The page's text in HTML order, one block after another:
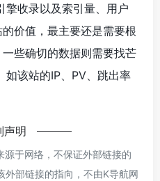
擎收录以及索引量、用户
价值，最主要还是需要根
些确切的数据则需要找芒
如该站的IP、PV、跳出率
声明
于网络，不保证外部链接的
外部链接的指向，不由K导航网